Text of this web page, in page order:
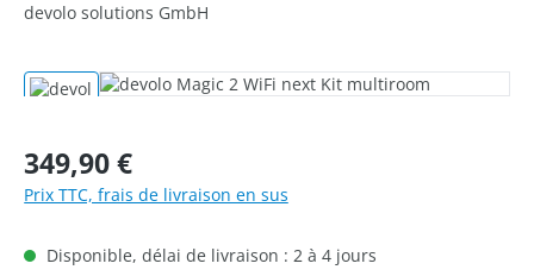
devolo solutions GmbH
Ignorer la galerie d'images
Prix régulier :
349,90 €
Prix TTC, frais de livraison en sus
Disponible, délai de livraison : 2 à 4 jours